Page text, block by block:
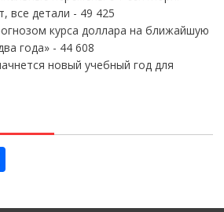
все детали - 49 425
курса доллара на ближайшую
года»- 44 608
новый учебный год для
П